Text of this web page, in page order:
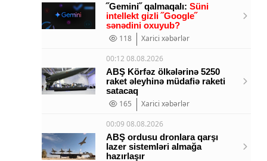
˝Gemini˝ qalmaqalı: Süni
intellekt gizli ˝Google˝
sənədini oxuyub?
118
Xarici xəbərlər
00:12 08.08.2026
ABŞ Körfəz ölkələrinə 5250
raket əleyhinə müdafiə raketi
satacaq
165
Xarici xəbərlər
00:09 08.08.2026
ABŞ ordusu dronlara qarşı
lazer sistemləri almağa
hazırlaşır